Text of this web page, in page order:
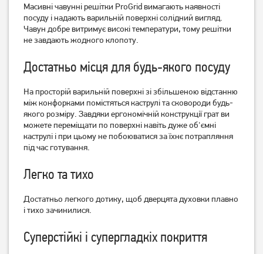
Плита електрична Beko
FSS56000GW
16 749грн
13 399
Плита газова Castle CG-
60B
Масивні чавунні решітки ProGrid вимагають наявності
посуду і надають варильній поверхні солідний вигляд.
Чавун добре витримує високі температури, тому решітки
не завдають жодного клопоту.
Достатньо місця для будь-якого посуду
На просторій варильній поверхні зі збільшеною відстанню
між конфорками помістяться каструлі та сковороди будь-
якого розміру. Завдяки ергономічній конструкції грат ви
можете переміщати по поверхні навіть дуже об'ємні
каструлі і при цьому не побоюватися за їхнє потрапляння
під час готування.
Легко та тихо
Достатньо легкого дотику, щоб дверцята духовки плавно
і тихо зачинилися.
Суперстійкі і супергладкіх покриття